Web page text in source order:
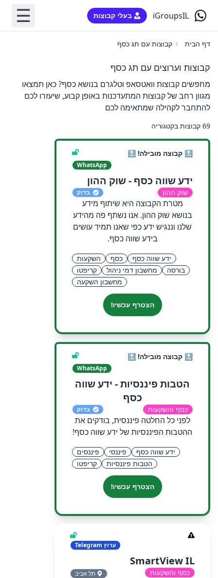
iGroupsIL בעלי קבוצות ☰
דף הבית קבוצות עם תג כסף
קבוצות וערוצים עם תג כסף
מחפשים קבוצות וואטסאפ וטלגרם בנושא כסף? כאן תמצאו
מגוון רחב של קבוצות המתעדכנות באופן קבוע, שיעזרו לכם
להתחבר לקהילה שמתאימה לכם
69 קבוצות בקטגוריה
🔝 קבוצה מובילה! 🔝
WhatsApp
ידע שווה כסף - שוק ההון
שוק ההון בדוק
מטרת הקבוצה היא שיתוף מידע
בנושא שוק ההון. אנו נשתף פה מהידע
שלנו וננגיש ידע כפי שאנו תמיד עושים
בידע שווה כסף.
ידע שווה כסף כסף
השקעות
בורסה
מחשבון דמי ניהול
קריפטו
מחשבון השקעה
הצטרף עכשיו!
🔝 קבוצה מובילה! 🔝
WhatsApp
הטבות פיננסיות - ידע שווה
כסף
כסף והשקעות בדוק
לפני כל החלטה פיננסית, בודקים את
ההטבות הפיננסיות של ידע שווה כסף!
ידע שווה כסף פיננסי
פיננסים
הטבות פיננסיות
קריפטו
הצטרף עכשיו!
ערוץ
SmartView IL
כסף והשקעות תל אביב